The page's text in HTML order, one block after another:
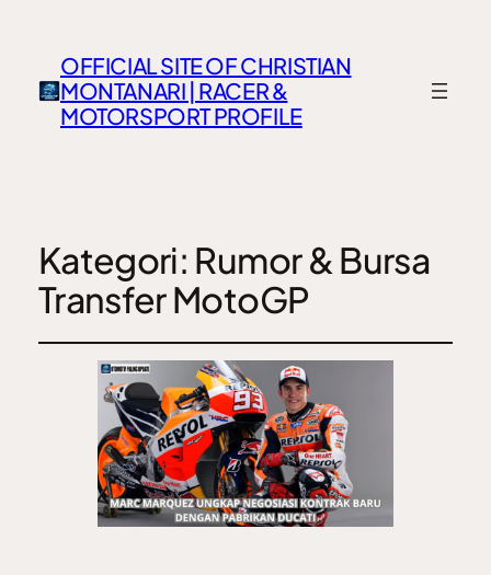
OFFICIAL SITE OF CHRISTIAN
MONTANARI | RACER &
MOTORSPORT PROFILE
Kategori: Rumor & Bursa
Transfer MotoGP